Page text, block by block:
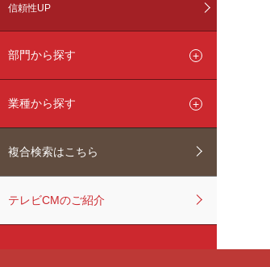
信頼性UP
部門から探す
業種から探す
複合検索はこちら
テレビCMのご紹介